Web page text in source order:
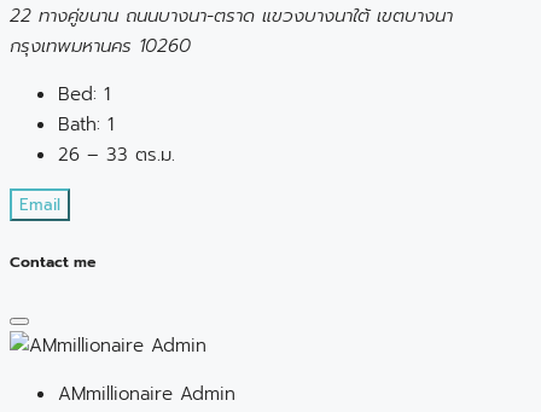
22 ทางคู่ขนาน ถนนบางนา-ตราด แขวงบางนาใต้ เขตบางนา
กรุงเทพมหานคร 10260
Bed: 1
Bath: 1
26 – 33 ตร.ม.
Email
Contact me
AMmillionaire Admin